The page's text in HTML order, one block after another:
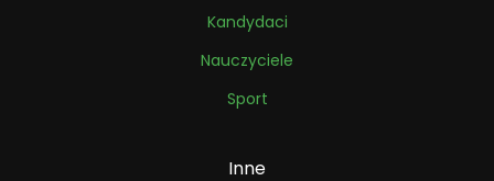
Kandydaci
Nauczyciele
Sport
Inne